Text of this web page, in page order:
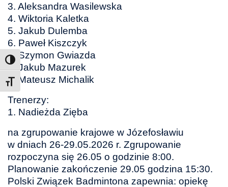
Toggle Font size
3. Aleksandra Wasilewska
4. Wiktoria Kaletka
5. Jakub Dulemba
6. Paweł Kiszczyk
7. Szymon Gwiazda
8. Jakub Mazurek
9. Mateusz Michalik
Trenerzy:
1. Nadieżda Zięba
na zgrupowanie krajowe w Józefosławiu
w dniach 26-29.05.2026 r. Zgrupowanie
rozpoczyna się 26.05 o godzinie 8:00.
Planowanie zakończenie 29.05 godzina 15:30.
Polski Związek Badmintona zapewnia: opiekę